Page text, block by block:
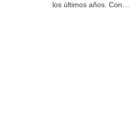
los últimos años. Con…